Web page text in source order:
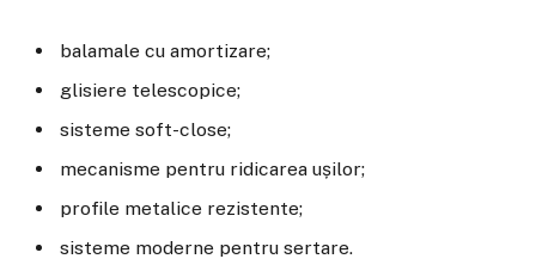
balamale cu amortizare;
glisiere telescopice;
sisteme soft-close;
mecanisme pentru ridicarea ușilor;
profile metalice rezistente;
sisteme moderne pentru sertare.